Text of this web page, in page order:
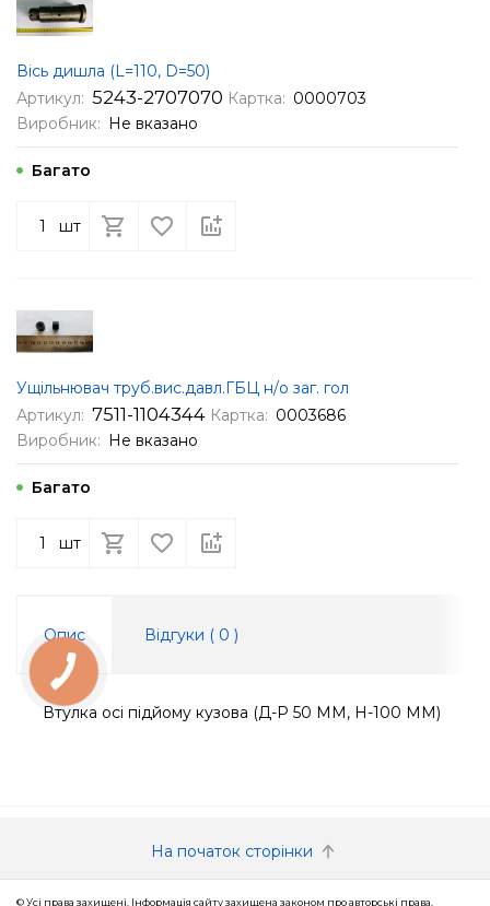
Вісь дишла (L=110, D=50)
Артикул: 5243-2707070 Картка: 0000703
Виробник: Не вказано
Багато
шт
Ущільнювач труб.вис.давл.ГБЦ н/о заг. гол
Артикул: 7511-1104344 Картка: 0003686
Виробник: Не вказано
Багато
шт
Опис Відгуки ( 0 )
Втулка осі підйому кузова (Д-Р 50 ММ, Н-100 ММ)
На початок сторінки
© Усі права захищені. Інформація сайту захищена законом про авторські права.
КНОПКА
ЗВ'ЯЗКУ